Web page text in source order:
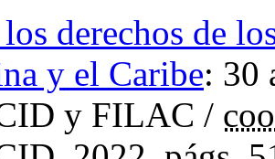
derechos de
y el Caribe: 30
y FILAC /